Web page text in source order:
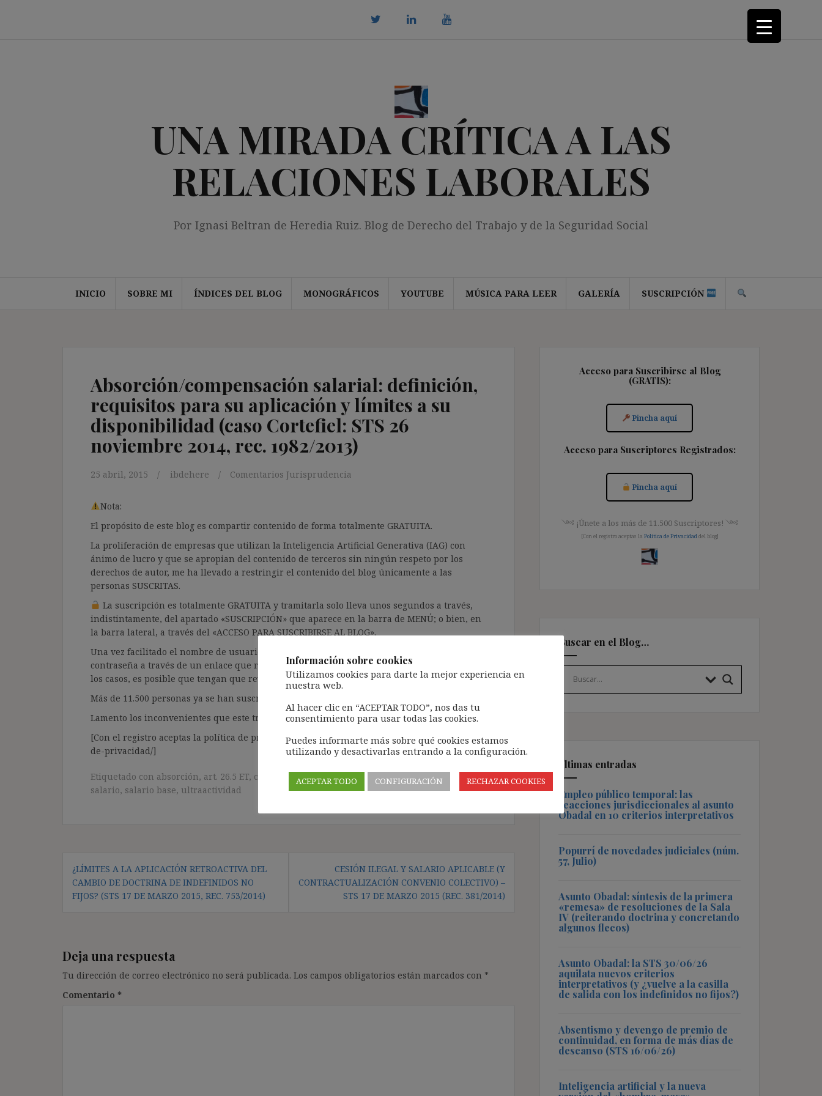
UNA MIRADA CRÍTICA A LAS
RELACIONES LABORALES
Por Ignasi Beltran de Heredia Ruiz. Blog de Derecho del Trabajo y de la Seguridad Social
INICIO SOBRE MI ÍNDICES DEL BLOG MONOGRÁFICOS YOUTUBE MÚSICA PARA LEER GALERÍA SUSCRIPCIÓN
Absorción/compensación salarial: definición,
requisitos para su aplicación y límites a su
disponibilidad (caso Cortefiel: STS 26
noviembre 2014, rec. 1982/2013)
25 abril, 2015 ibdehere Comentarios Jurisprudencia
Nota:
El propósito de este blog es compartir contenido de forma totalmente GRATUITA.
La proliferación de empresas que utilizan la Inteligencia Artificial Generativa (IAG) con
ánimo de lucro y que se apropian del contenido de terceros sin ningún respeto por los
derechos de autor, me ha llevado a restringir el contenido del blog únicamente a las
personas SUSCRITAS.
La suscripción es totalmente GRATUITA y tramitarla solo lleva unos segundos a través,
indistintamente, del apartado «SUSCRIPCIÓN» que aparece en la barra de MENÚ; o bien, en
la barra lateral, a través del «ACCESO PARA SUSCRIBIRSE AL BLOG».
Una vez facilitado el nombre de usuario y el correo electrónico, deberán verificar la
contraseña a través de un enlace que recibirán en el correo electrónico registrado (según
los casos, es posible que tengan que revisar la bandeja de «Spam»).
Más de 11.500 personas ya se han suscrito.
Lamento los inconvenientes que este trámite pueda causar.
[Con el registro aceptas la política de privacidad del blog: https://ignasibeltran.com/politica-
de-privacidad/]
Etiquetado con absorción, art. 26.5 ET, compensación,complemento salarial, concausalidad,
salario, salario base, ultraactividad
Navegación
de
entradas
¿LÍMITES A LA APLICACIÓN RETROACTIVA DEL
CAMBIO DE DOCTRINA DE INDEFINIDOS NO
FIJOS? (STS 17 DE MARZO 2015, REC. 753/2014)
CESIÓN ILEGAL Y SALARIO APLICABLE (Y
CONTRACTUALIZACIÓN CONVENIO COLECTIVO) –
STS 17 DE MARZO 2015 (REC. 381/2014)
Deja una respuesta
Tu dirección de correo electrónico no será publicada. Los campos obligatorios están marcados con *
Comentario *
Acceso para Suscribirse al Blog
(GRATIS):
Pincha aquí
Acceso para Suscriptores Registrados:
Pincha aquí
༺ ¡Únete a los más de 11.500 Suscriptores! ༺
[Con el registro aceptas la Política de Privacidad del blog]
Buscar en el Blog…
Últimas entradas
Empleo público temporal: las
reacciones jurisdiccionales al asunto
Obadal en 10 criterios interpretativos
Popurrí de novedades judiciales (núm.
57, Julio)
Asunto Obadal: síntesis de la primera
«remesa» de resoluciones de la Sala
IV (reiterando doctrina y concretando
algunos flecos)
Asunto Obadal: la STS 30/06/26
aquilata nuevos criterios
interpretativos (y ¿vuelve a la casilla
de salida con los indefinidos no fijos?)
Absentismo y devengo de premio de
continuidad, en forma de más días de
descanso (STS 16/06/26)
Inteligencia artificial y la nueva
Información sobre cookies
Utilizamos cookies para darte la mejor experiencia en
nuestra web.
Al hacer clic en “ACEPTAR TODO”, nos das tu
consentimiento para usar todas las cookies.
Puedes informarte más sobre qué cookies estamos
utilizando y desactivarlas entrando a la configuración.
ACEPTAR TODO CONFIGURACIÓN RECHAZAR COOKIES